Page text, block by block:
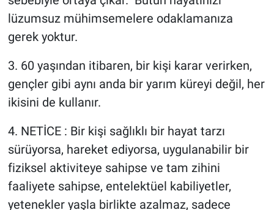
lüzumsuz mühimsemelere odaklamanıza
gerek yoktur.
3. 60 yaşından itibaren, bir kişi karar verirken,
gençler gibi aynı anda bir yarım küreyi değil, her
ikisini de kullanır.
4. NETİCE : Bir kişi sağlıklı bir hayat tarzı
sürüyorsa, hareket ediyorsa, uygulanabilir bir
fiziksel aktiviteye sahipse ve tam zihini
faaliyete sahipse, entelektüel kabiliyetler,
yetenekler yaşla birlikte azalmaz, sadece